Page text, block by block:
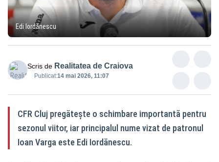
Edi Iordănescu
Scris de Realitatea de Craiova
Publicat:14 mai 2026, 11:07
CFR Cluj pregătește o schimbare importantă pentru
sezonul viitor, iar principalul nume vizat de patronul
Ioan Varga este Edi Iordănescu.